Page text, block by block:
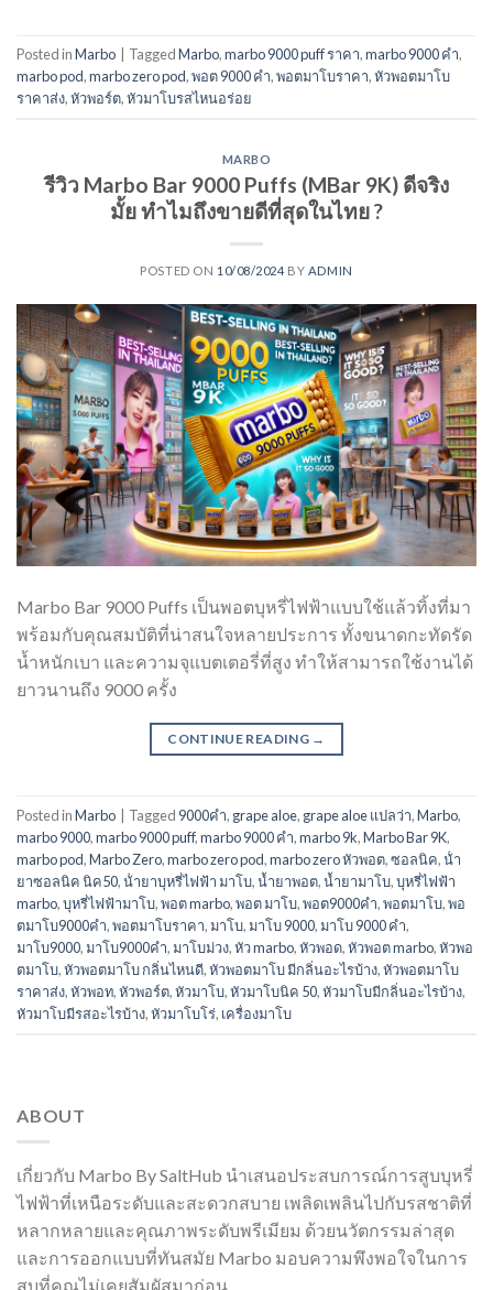
Posted inMarbo TaggedMarbo,marbo 9000 puff ราคา,marbo 9000 คํา,
marbo pod,marbo zero pod,พอต 9000 คํา,พอตมาโบราคา,หัวพอตมาโบ
ราคาส่ง,หัวพอร์ต,หัวมาโบรสไหนอร่อย
MARBO
รีวิว Marbo Bar 9000 Puffs (MBar 9K) ดีจริง
มั้ย ทำไมถึงขายดีที่สุดในไทย ?
POSTED ON 10/08/2024 BY ADMIN
Marbo Bar 9000 Puffs เป็นพอตบุหรี่ไฟฟ้าแบบใช้แล้วทิ้งที่มา
พร้อมกับคุณสมบัติที่น่าสนใจหลายประการ ทั้งขนาดกะทัดรัด
น้ำหนักเบา และความจุแบตเตอรี่ที่สูง ทำให้สามารถใช้งานได้
ยาวนานถึง 9000 ครั้ง
CONTINUE READING →
Posted inMarbo Tagged 9000คำ, grape aloe, grape aloe แปลว่า,Marbo,
marbo 9000,marbo 9000 puff,marbo 9000 คํา,marbo 9k,Marbo Bar 9K,
marbo pod,Marbo Zero,marbo zero pod,marbo zero หัวพอต,ซอลนิค,น้ํา
ยาซอลนิค นิค50,น้ํายาบุหรี่ไฟฟ้า มาโบ,น้ำยาพอต,น้ำยามาโบ,บุหรี่ไฟฟ้า
marbo,บุหรี่ไฟฟ้ามาโบ,พอต marbo,พอต มาโบ,พอต9000คํา,พอตมาโบ,พอ
ตมาโบ9000คํา,พอตมาโบราคา,มาโบ,มาโบ 9000,มาโบ 9000 คํา,
มาโบ9000,มาโบ9000คํา,มาโบม่วง,หัว marbo,หัวพอด,หัวพอต marbo,หัวพอ
ตมาโบ,หัวพอตมาโบ กลิ่นไหนดี,หัวพอตมาโบ มีกลิ่นอะไรบ้าง,หัวพอตมาโบ
ราคาส่ง,หัวพอท,หัวพอร์ต,หัวมาโบ,หัวมาโบนิค 50,หัวมาโบมีกลิ่นอะไรบ้าง,
หัวมาโบมีรสอะไรบ้าง,หัวมาโบโร่, เครื่องมาโบ
ABOUT
เกี่ยวกับ Marbo By SaltHub นำเสนอประสบการณ์การสูบบุหรี่
ไฟฟ้าที่เหนือระดับและสะดวกสบาย เพลิดเพลินไปกับรสชาติที่
หลากหลายและคุณภาพระดับพรีเมียม ด้วยนวัตกรรมล่าสุด
และการออกแบบที่ทันสมัย Marbo มอบความพึงพอใจในการ
สูบที่คุณไม่เคยสัมผัสมาก่อน